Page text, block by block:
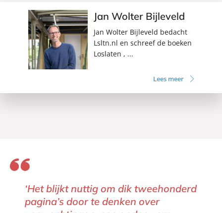
Jan Wolter Bijleveld
Jan Wolter Bijleveld bedacht
Lsltn.nl en schreef de boeken
Loslaten , ...
Lees meer
‘Het blijkt nuttig om dik tweehonderd
pagina’s door te denken over